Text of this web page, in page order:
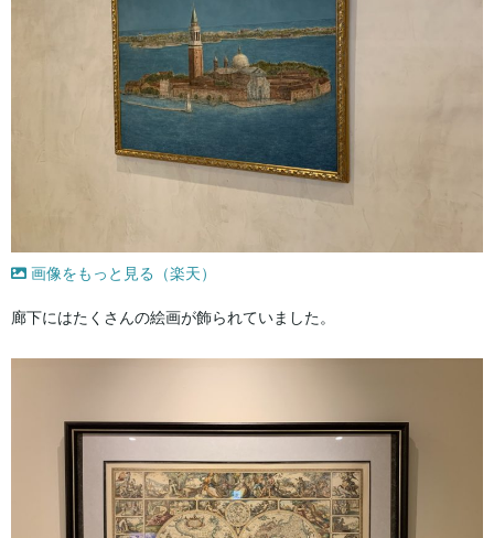
画像をもっと見る（楽天）
廊下にはたくさんの絵画が飾られていました。